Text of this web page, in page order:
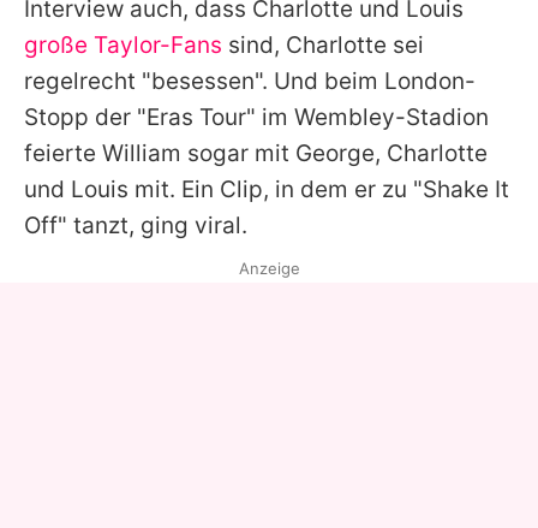
Interview auch, dass Charlotte und Louis
große Taylor-Fans sind, Charlotte sei
regelrecht "besessen". Und beim London-
Stopp der "Eras Tour" im Wembley-Stadion
feierte William sogar mit George, Charlotte
und Louis mit. Ein Clip, in dem er zu "Shake It
Off" tanzt, ging viral.
Anzeige